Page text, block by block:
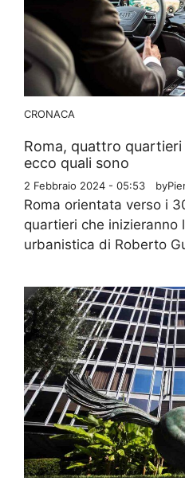
CRONACA
Roma, quattro
ecco quali sono
2 Febbraio 2024 - 05:53 by
Roma orientata verso i
quartieri che inizieranno
urbanistica di Roberto